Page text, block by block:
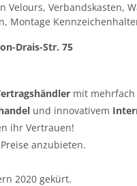
Velours,
Montage
Drais-Str. 75
mit mehrfach
und innovativem
ihr Vertrauen!
anzubieten.
2020 gekürt.